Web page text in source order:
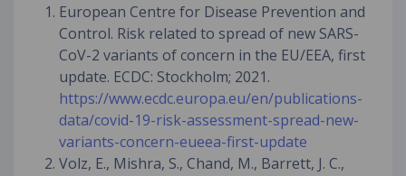
European Centre for Disease Prevention and
Control. Risk related to spread of new SARS-
CoV-2 variants of concern in the EU/EEA, first
update. ECDC: Stockholm; 2021.
https://www.ecdc.europa.eu/en/publications-
data/covid-19-risk-assessment-spread-new-
variants-concern-eueea-first-update
Volz, E., Mishra, S., Chand, M., Barrett, J. C.,